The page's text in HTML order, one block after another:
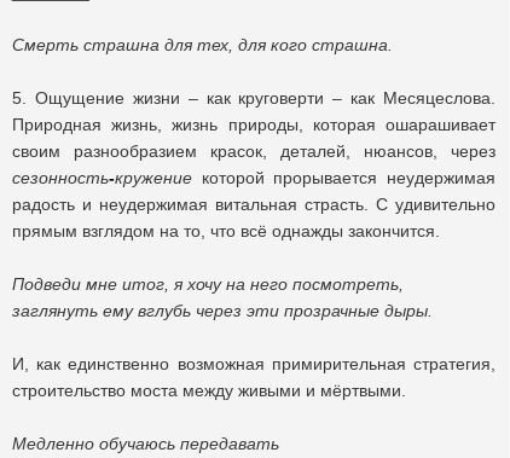
Смерть страшна для тех, для кого страшна.
5. Ощущение жизни – как круговерти – как Месяцеслова.
Природная жизнь, жизнь природы, которая ошарашивает
своим разнообразием красок, деталей, нюансов, через
сезонность-кружение которой прорывается неудержимая
радость и неудержимая витальная страсть. С удивительно
прямым взглядом на то, что всё однажды закончится.
Подведи мне итог, я хочу на него посмотреть,
заглянуть ему вглубь через эти прозрачные дыры.
И, как единственно возможная примирительная стратегия,
строительство моста между живыми и мёртвыми.
Медленно обучаюсь передавать